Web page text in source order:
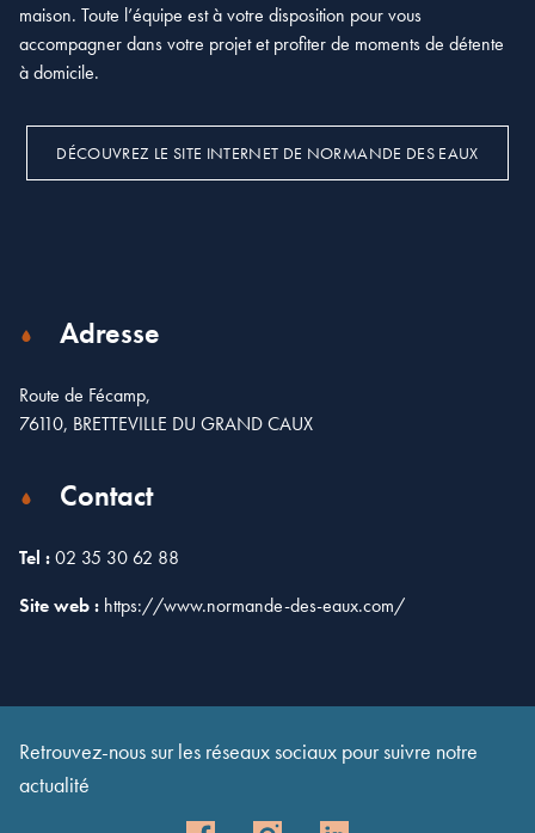
maison. Toute l’équipe est à votre disposition pour vous
accompagner dans votre projet et profiter de moments de détente
à domicile.
DÉCOUVREZ LE SITE INTERNET DE NORMANDE DES EAUX
Adresse
Route de Fécamp,
76110, BRETTEVILLE DU GRAND CAUX
Contact
Tel :02 35 30 62 88
Site web : https://www.normande-des-eaux.com/
−
Retrouvez-nous sur les réseaux sociaux pour suivre notre
actualité